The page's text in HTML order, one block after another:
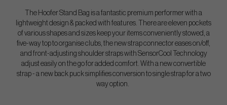
The Hoofer Stand Bag is a fantastic premium performer with a
lightweight design & packed with features. There are eleven pockets
of various shapes and sizes keep your items conveniently stowed, a
five-way top to organise clubs, the new strap connector eases on/off,
and front-adjusting shoulder straps with SensorCool Technology
adjust easily on the go for added comfort. With a new convertible
strap - a new back puck simplifies conversion to single strap for a two
way option.